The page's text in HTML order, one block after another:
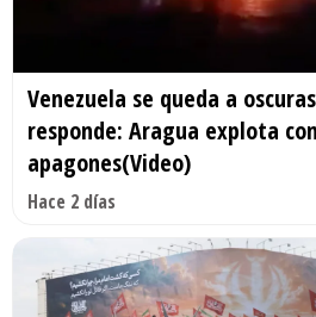
Venezuela se queda a
responde: Aragua explota
apagones(Video)
Hace 2 días